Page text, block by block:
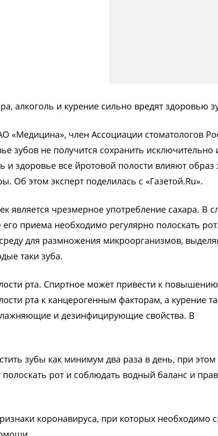
алкоголь и курение сильно вредят здоровью
«Медицина», член Ассоциации стоматологов
зубов не получится сохранить исключительно
и здоровье все йротовой полости влияют образ
Об этом эксперт поделилась с «Газетой.Ru».
чрезмерное употребление сахара. В
его приема необходимо регулярно полоскать
для размножения микроорганизмов,
таки зуба.
рта. Спиртное может привести к повышению
рта к канцерогенным факторам, а курение
и дезинфицирующие свойства. В
зубы как минимум два раза в день, при
рот и соблюдать водный баланс и
коронавируса, при которых необходимо